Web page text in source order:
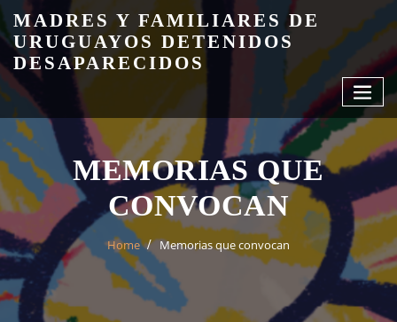
Skip
to
content
MADRES Y FAMILIARES DE
URUGUAYOS DETENIDOS
DESAPARECIDOS
MEMORIAS QUE
CONVOCAN
Home Memorias que convocan